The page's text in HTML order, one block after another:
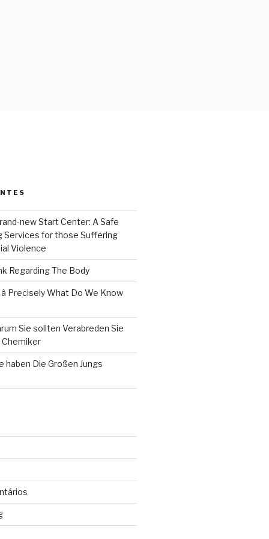
new Start Center: A Safe
Services for those Suffering
Violence
Regarding The Body
Precisely What Do We Know
Sie sollten Verabreden Sie
haben Die Großen Jungs